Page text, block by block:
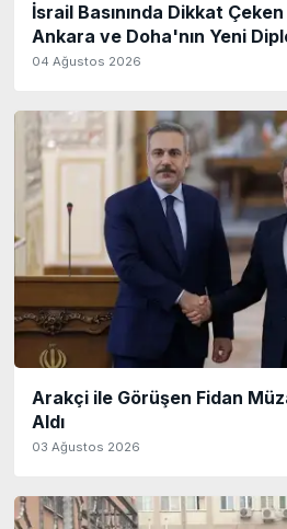
İsrail Basınında Dikkat
Ankara ve Doha'nın Yeni
04 Ağustos 2026
Arakçi ile Görüşen Fidan
Aldı
03 Ağustos 2026